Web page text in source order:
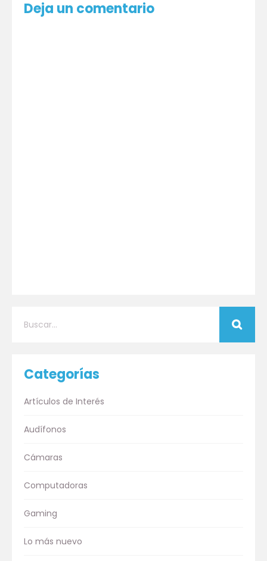
Deja un comentario
Categorías
Artículos de Interés
Audífonos
Cámaras
Computadoras
Gaming
Lo más nuevo